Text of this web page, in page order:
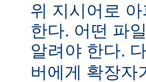
위 지시어로
한다. 어떤 파
알려야 한다.
버에게 확장자